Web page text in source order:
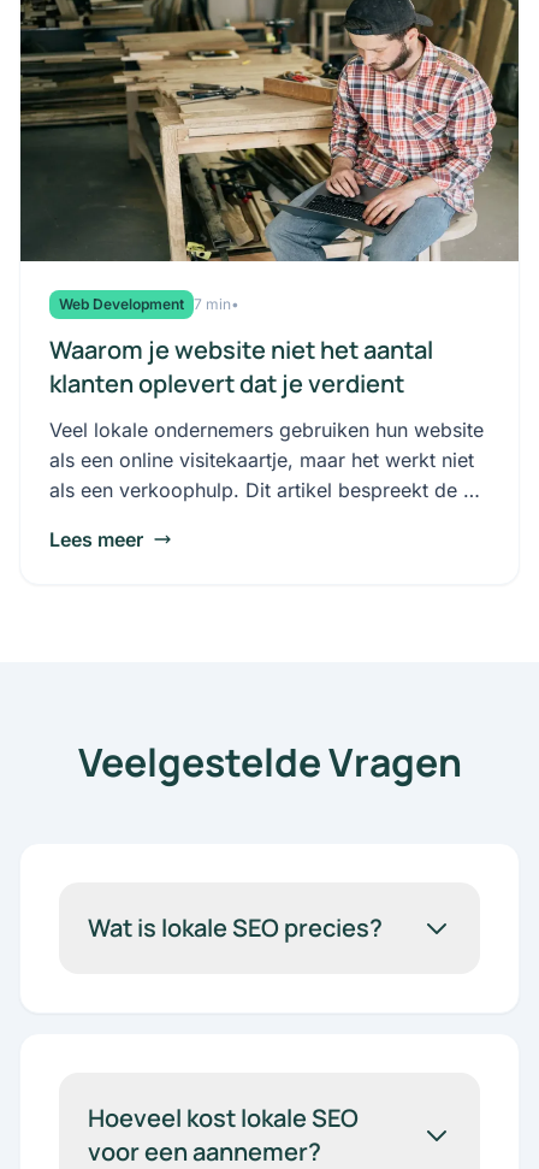
Web Development 7 min•
Waarom je website niet het aantal
klanten oplevert dat je verdient
Veel lokale ondernemers gebruiken hun website
als een online visitekaartje, maar het werkt niet
als een verkoophulp. Dit artikel bespreekt de 5
ze kunt rechtzetten om van je website een
Lees meer
Veelgestelde Vragen
Wat is lokale SEO precies?
Hoeveel kost lokale SEO
voor een aannemer?